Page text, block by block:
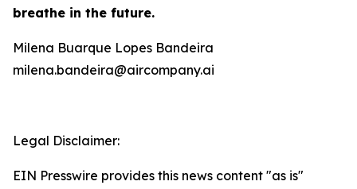
breathe in the future.
Milena Buarque Lopes Bandeira
milena.bandeira@aircompany.ai
Legal Disclaimer:
EIN Presswire provides this news content "as is"